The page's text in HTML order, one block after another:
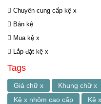
Chuyên cung cấp kệ x
Bán kệ
Mua kệ x
Lắp đặt kệ x
Tags
Giá chữ x Khung chữ x
Kệ x nhôm cao cấp
Kệ